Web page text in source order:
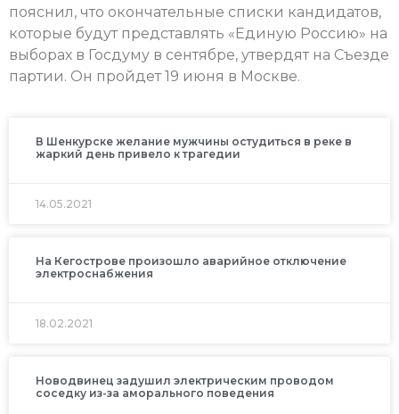
пояснил, что окончательные списки кандидатов,
которые будут представлять «Единую Россию» на
выборах в Госдуму в сентябре, утвердят на Съезде
партии. Он пройдет 19 июня в Москве.
В Шенкурске желание мужчины остудиться в реке в
жаркий день привело к трагедии
14.05.2021
На Кегострове произошло аварийное отключение
электроснабжения
18.02.2021
Новодвинец задушил электрическим проводом
соседку из-за аморального поведения